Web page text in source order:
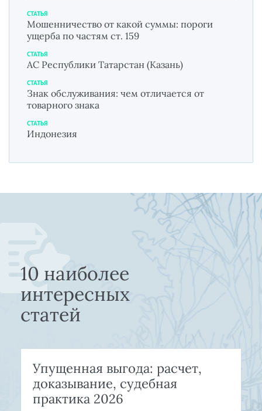
СТАТЬЯ
Мошенничество от какой суммы: пороги
ущерба по частям ст. 159
СТАТЬЯ
АС Республики Татарстан (Казань)
СТАТЬЯ
Знак обслуживания: чем отличается от
товарного знака
СТАТЬЯ
Индонезия
10 наиболее
интересных
статей
Упущенная выгода: расчет,
доказывание, судебная
практика 2026